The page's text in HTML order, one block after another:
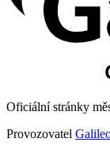
Oficiální stránky
Provozovatel